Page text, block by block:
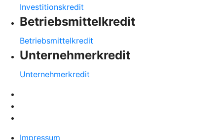
Investitionskredit
Betriebsmittelkredit
Betriebsmittelkredit
Unternehmerkredit
Unternehmerkredit
Impressum